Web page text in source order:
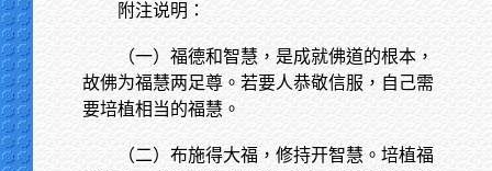
附注说明：
（一）福德和智慧，是成就佛道的根本，
故佛为福慧两足尊。若要人恭敬信服，自己需
要培植相当的福慧。
（二）布施得大福，修持开智慧。培植福